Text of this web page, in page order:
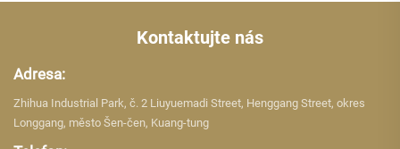
Kontaktujte nás
Adresa:
Zhihua Industrial Park, č. 2 Liuyuemadi Street, Henggang Street, okres
Longgang, město Šen-čen, Kuang-tung